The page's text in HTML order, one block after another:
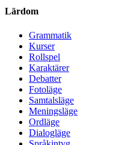
Lärdom
Grammatik
Kurser
Rollspel
Karaktärer
Debatter
Fotoläge
Samtalsläge
Meningsläge
Ordläge
Dialogläge